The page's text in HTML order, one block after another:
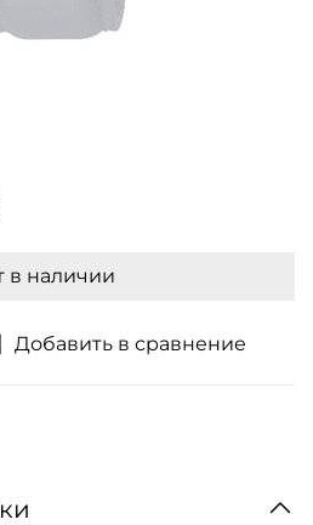
Добавить в сравнение
в наличии